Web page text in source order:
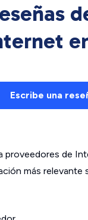
Escribe una
de
más